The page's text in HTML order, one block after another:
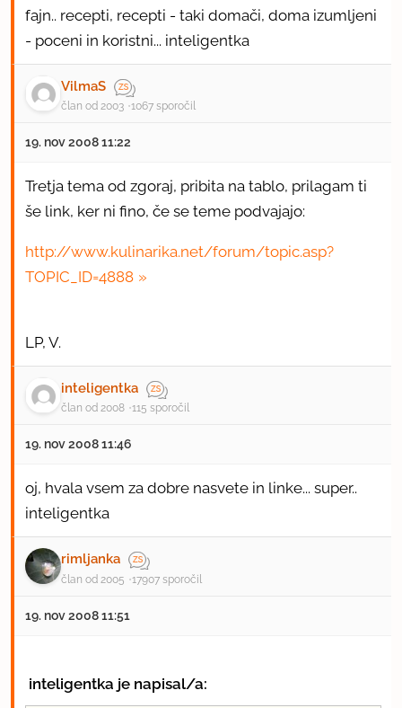
fajn.. recepti, recepti - taki domači, doma izumljeni
- poceni in koristni... inteligentka
VilmaS
član od 2003 1067 sporočil
19. nov 2008 11:22
Tretja tema od zgoraj, pribita na tablo, prilagam ti
še link, ker ni fino, če se teme podvajajo:
http://www.kulinarika.net/forum/topic.asp?
TOPIC_ID=4888
LP, V.
inteligentka
član od 2008 115 sporočil
19. nov 2008 11:46
oj, hvala vsem za dobre nasvete in linke... super..
inteligentka
rimljanka
član od 2005 17907 sporočil
19. nov 2008 11:51
inteligentka je napisal/a: